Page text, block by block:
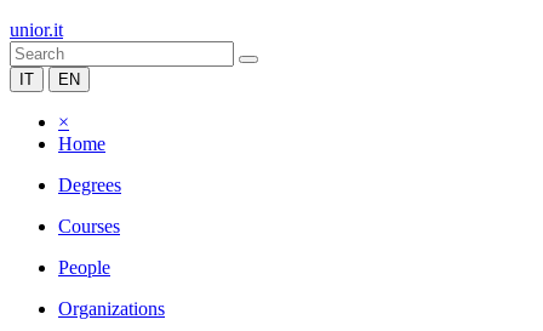
unior.it
IT EN
×
Home
Degrees
Courses
People
Organizations